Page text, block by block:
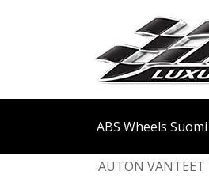
ABS Wheels Suomi
AUTON VANTEET